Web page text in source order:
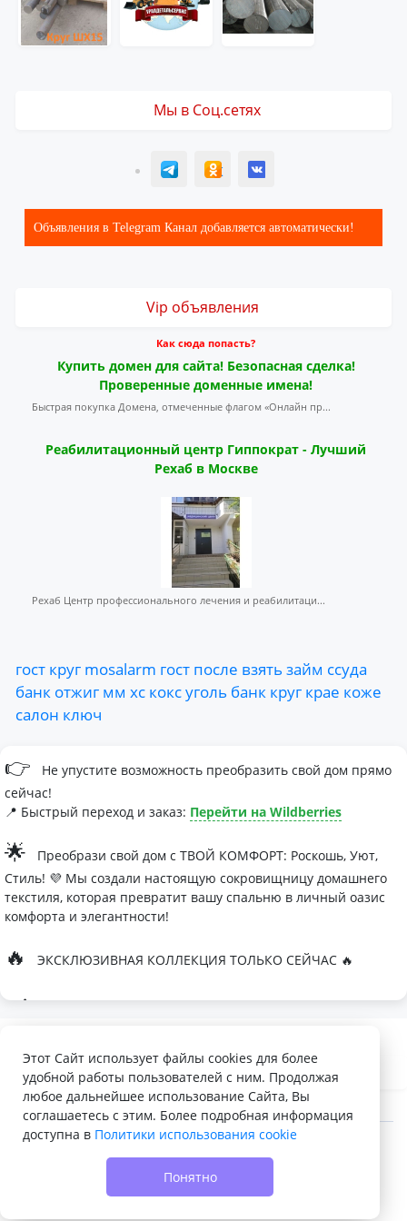
Мы в Соц.сетях
T ОК ВК
Объявления в Telegram Канал добавляется автоматически!
Vip объявления
Как сюда попасть?
Купить домен для сайта! Безопасная сделка!
Проверенные доменные имена!
Быстрая покупка Домена, отмеченные флагом «Онлайн пр...
Реабилитационный центр Гиппократ - Лучший
Рехаб в Москве
Рехаб Центр профессионального лечения и реабилитаци...
гост круг mosalarm гост после взять займ ссуда
банк отжиг мм хс коксуголь банк круг крае коже
салон ключ
👉
Не упустите возможность преобразить свой дом прямо
сейчас!
📍 Быстрый переход и заказ: Перейти на Wildberries
🌟
Преобрази свой дом с ТВОЙ КОМФОРТ: Роскошь, Уют,
Стиль! 💜 Мы создали настоящую сокровищницу домашнего
текстиля, которая превратит вашу спальню в личный оазис
комфорта и элегантности!
🔥 ЭКСКЛЮЗИВНАЯ КОЛЛЕКЦИЯ ТОЛЬКО СЕЙЧАС 🔥
🛏
Палитра изысканных оттенков:
- Темно-серый для минималистичных интерьеров
- Сиреневый для романтичных натур
- Персиковый мусс для теплой атмосферы
Шелковые одеяла Тусса - мечта о совершенном сне
Этот Сайт использует файлы cookies для более
удобной работы пользователей с ним. Продолжая
любое дальнейшее использование Сайта, Вы
соглашаетесь с этим. Более подробная информация
доступна в Политики использования cookie
Понятно
© 2022 - 2026 Доска объявлений VELQ.RU